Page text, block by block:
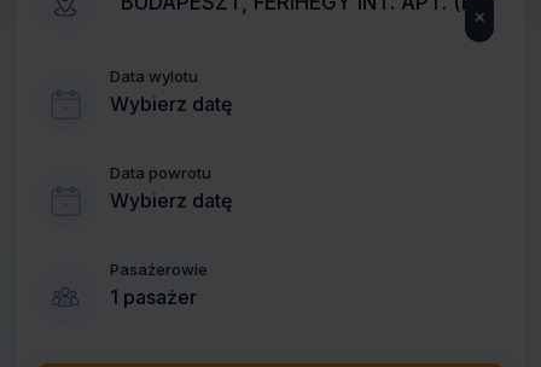
×
Data wylotu
Wybierz datę
Data powrotu
Wybierz datę
Pasażerowie
1 pasażer